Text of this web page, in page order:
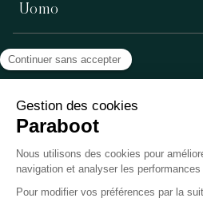
Uomo
Donna
Servizio clienti
Paraboot